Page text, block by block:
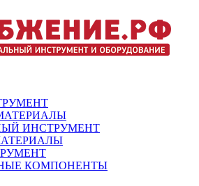
ИНСТРУМЕНТ
КОМПОНЕНТЫ